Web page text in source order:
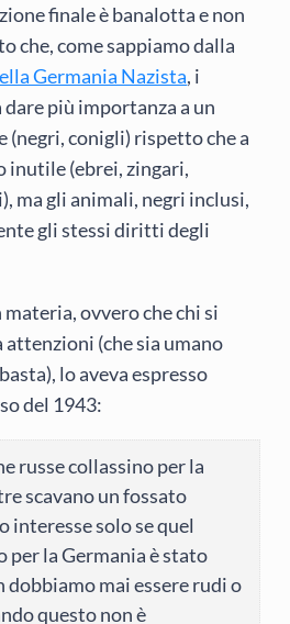
finale è banalotta e non
che, come sappiamo dalla
Germania Nazista, i
più importanza a un
(negri, conigli) rispetto che a
inutile (ebrei, zingari,
ma gli animali, negri inclusi,
gli stessi diritti degli
ovvero che chi si
(che sia umano
lo aveva espresso
del 1943:
russe collassino per la
scavano un fossato
interesse solo se quel
per la Germania è stato
mai essere rudi o
questo non è